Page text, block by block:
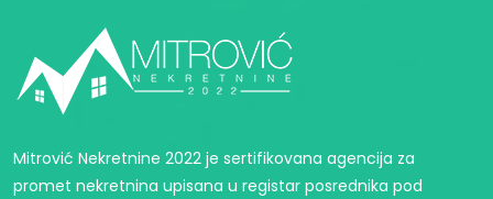
Mitrović Nekretnine 2022 je sertifikovana agencija za
promet nekretnina upisana u registar posrednika pod